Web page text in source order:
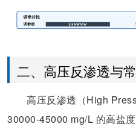
二、高压反渗透与
高压反渗透（High
30000-45000 mg/L 的高盐